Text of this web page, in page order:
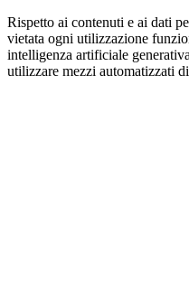
Rispetto ai contenuti e ai dati
vietata ogni utilizzazione
intelligenza artificiale
utilizzare mezzi automatizzati